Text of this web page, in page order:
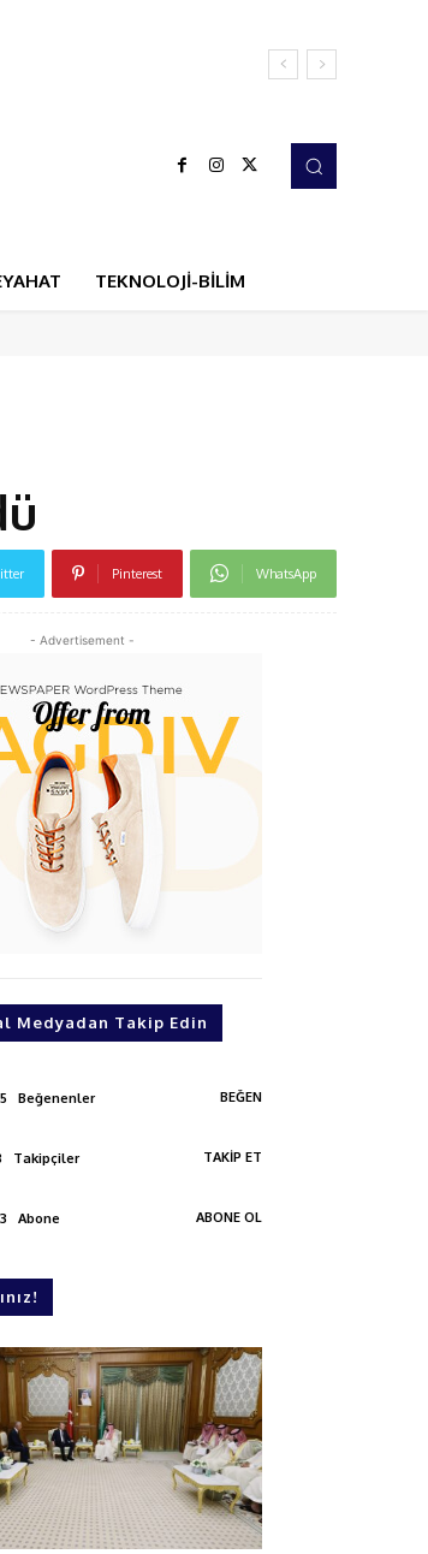
TEKNOLOJİ-BİLİM
Pinterest WhatsApp
- Advertisement -
Medyadan Takip Edin
Beğenenler BEĞEN
Takipçiler TAKIP ET
Abone ABONE OL